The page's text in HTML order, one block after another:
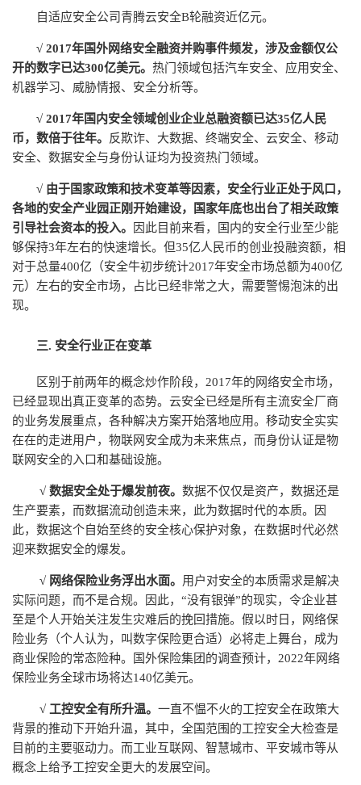
自适应安全公司青腾云安全B轮融资近亿元。
√ 2017年国外网络安全融资并购事件频发，涉及金额仅公
开的数字已达300亿美元。 热门领域包括汽车安全、应用安全、
机器学习、威胁情报、安全分析等。
√ 2017年国内安全领域创业企业总融资额已达35亿人民
币，数倍于往年。 反欺诈、大数据、终端安全、云安全、移动
安全、数据安全与身份认证均为投资热门领域。
√ 由于国家政策和技术变革等因素，安全行业正处于风口，
各地的安全产业园正刚开始建设，国家年底也出台了相关政策
引导社会资本的投入。
因此目前来看，国内的安全行业至少能
够保持3年左右的快速增长。但35亿人民币的创业投融资额，相
对于总量400亿（安全牛初步统计2017年安全市场总额为400亿
元）左右的安全市场，占比已经非常之大，需要警惕泡沫的出
现。
三. 安全行业正在变革
区别于前两年的概念炒作阶段，2017年的网络安全市场，
已经显现出真正变革的态势。云安全已经是所有主流安全厂商
的业务发展重点，各种解决方案开始落地应用。移动安全实实
在在的走进用户，物联网安全成为未来焦点，而身份认证是物
联网安全的入口和基础设施。
√ 数据安全处于爆发前夜。 数据不仅仅是资产，数据还是
生产要素，而数据流动创造未来，此为数据时代的本质。因
此，数据这个自始至终的安全核心保护对象，在数据时代必然
迎来数据安全的爆发。
√ 网络保险业务浮出水面。 用户对安全的本质需求是解决
实际问题，而不是合规。因此，“没有银弹”的现实，令企业甚
至是个人开始关注发生灾难后的挽回措施。假以时日，网络保
险业务（个人认为，叫数字保险更合适）必将走上舞台，成为
商业保险的常态险种。国外保险集团的调查预计，2022年网络
保险业务全球市场将达140亿美元。
√ 工控安全有所升温。 一直不愠不火的工控安全在政策大
背景的推动下开始升温，其中，全国范围的工控安全大检查是
目前的主要驱动力。而工业互联网、智慧城市、平安城市等从
概念上给予工控安全更大的发展空间。